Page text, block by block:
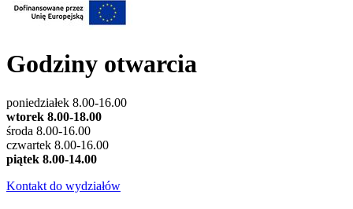
Godziny otwarcia
poniedziałek 8.00-16.00
wtorek 8.00-18.00
środa 8.00-16.00
czwartek 8.00-16.00
piątek 8.00-14.00
Kontakt do wydziałów